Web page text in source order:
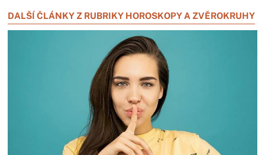
DALŠÍ ČLÁNKY Z RUBRIKY HOROSKOPY A ZVĚROKRUHY